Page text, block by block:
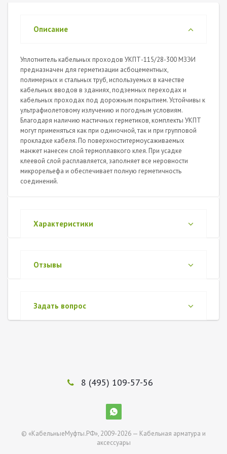
Описание
Уплотнитель кабельных проходов УКПТ-115/28-300 МЗЭИ
предназначен для герметизации асбоцементных,
полимерных и стальных труб, используемых в качестве
кабельных вводов в зданиях, подземных переходах и
кабельных проходах под дорожным покрытием. Устойчивы к
ультрафиолетовому излучению и погодным условиям.
Благодаря наличию мастичных герметиков, комплекты УКПТ
могут применяться как при одиночной, так и при групповой
прокладке кабеля. По поверхноститермоусаживаемых
манжет нанесен слой термоплавкого клея. При усадке
клеевой слой расплавляется, заполняет все неровности
микрорельефа и обеспечивает полную герметичность
соединений.
Характеристики
Отзывы
Задать вопрос
8 (495) 109-57-56
© «КабельныеМуфты.РФ», 2009-2026 — Кабельная арматура и
аксессуары